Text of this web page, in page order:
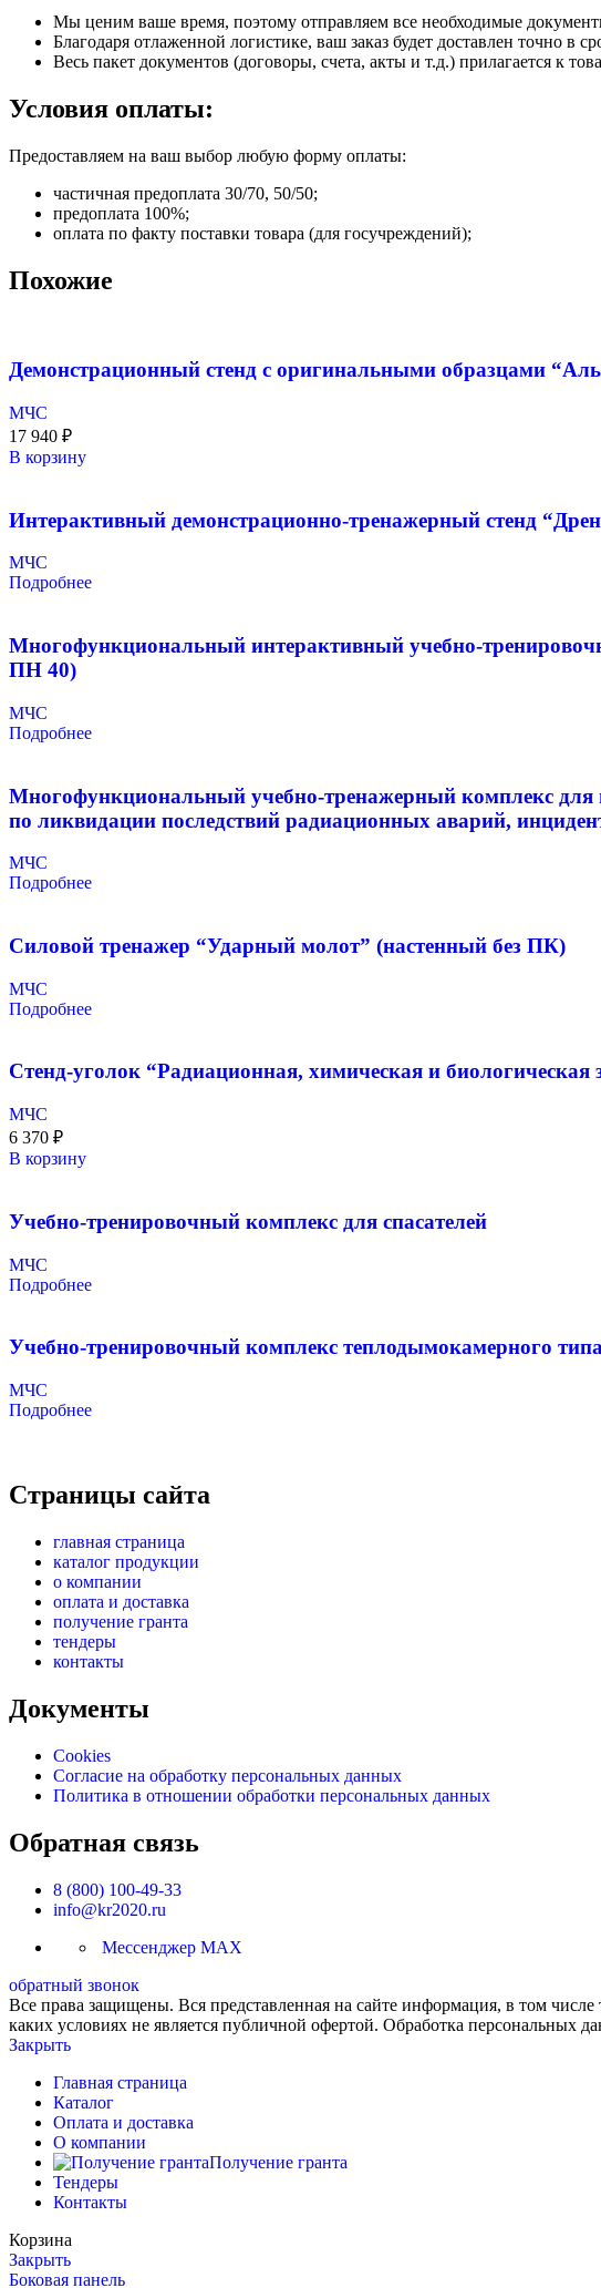
Мы ценим ваше время, поэтому отправляем все необходимые
Благодаря отлаженной логистике, ваш заказ будет доставлен точно в
Весь пакет документов (договоры, счета, акты и т.д.) прилагается к
Условия оплаты:
Предоставляем на ваш выбор любую форму оплаты:
частичная предоплата 30/70, 50/50;
предоплата 100%;
оплата по факту поставки товара (для госучреждений);
Похожие
Демонстрационный стенд с оригинальными образцами
МЧС
17 940 ₽
В корзину
Интерактивный демонстрационно-тренажерный стенд
МЧС
Подробнее
Многофункциональный интерактивный учебно-
ПН 40)
МЧС
Подробнее
Многофункциональный учебно-тренажерный комплекс для
по ликвидации последствий радиационных аварий,
МЧС
Подробнее
Силовой тренажер “Ударный молот” (настенный без ПК)
МЧС
Подробнее
Стенд-уголок “Радиационная, химическая и биологическая
МЧС
6 370 ₽
В корзину
Учебно-тренировочный комплекс для спасателей
МЧС
Подробнее
Учебно-тренировочный комплекс теплодымокамерного
МЧС
Подробнее
Страницы сайта
главная страница
каталог продукции
о компании
оплата и доставка
получение гранта
тендеры
контакты
Документы
Cookies
Согласие на обработку персональных данных
Политика в отношении обработки персональных данных
Обратная связь
8 (800) 100-49-33
info@kr2020.ru
Мессенджер MAX
обратный звонок
Все права защищены. Вся представленная на сайте информация, в том
каких условиях не является публичной офертой. Обработка персональных
Закрыть
Главная страница
Каталог
Оплата и доставка
О компании
Получение гранта
Тендеры
Контакты
Корзина
Закрыть
Боковая панель